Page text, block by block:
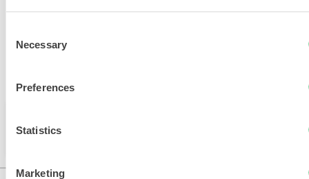
Selection
Necessary
Preferences
Statistics
Marketing
Disponible dans ces régions de vente : CHINE, ASIE.
pouvez modifier votre région en haut de la page.